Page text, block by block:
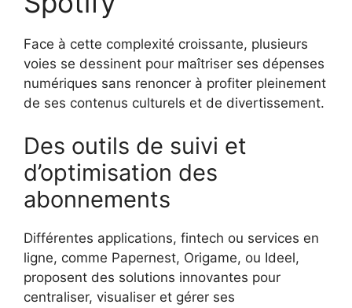
Face à cette complexité croissante, plusieurs
voies se dessinent pour maîtriser ses dépenses
numériques sans renoncer à profiter pleinement
de ses contenus culturels et de divertissement.
Des outils de suivi et
d’optimisation des
abonnements
Différentes applications, fintech ou services en
ligne, comme Papernest, Origame, ou Ideel,
proposent des solutions innovantes pour
centraliser, visualiser et gérer ses